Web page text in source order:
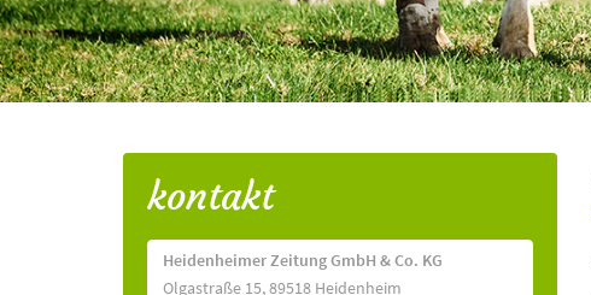
kontakt
Heidenheimer Zeitung GmbH & Co. KG
Olgastraße 15, 89518 Heidenheim